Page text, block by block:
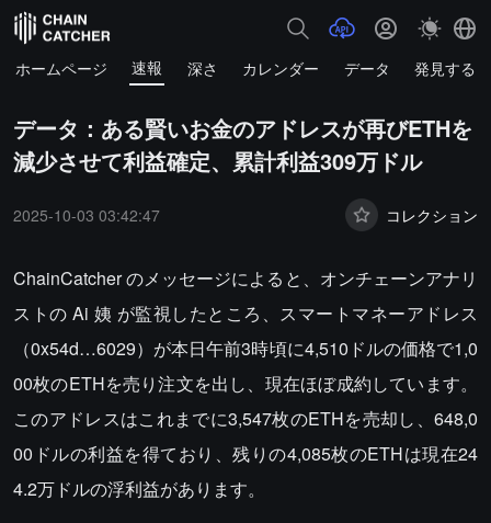
ホームページ 速報 深さ カレンダー データ 発見する
データ：ある賢いお金のアドレスが再びETHを
減少させて利益確定、累計利益309万ドル
2025-10-03 03:42:47 コレクション
ChainCatcher のメッセージによると、オンチェーンアナリ
ストの Ai 姨 が監視したところ、スマートマネーアドレス
（0x54d…6029）が本日午前3時頃に4,510ドルの価格で1,0
00枚のETHを売り注文を出し、現在ほぼ成約しています。
このアドレスはこれまでに3,547枚のETHを売却し、648,0
00ドルの利益を得ており、残りの4,085枚のETHは現在24
4.2万ドルの浮利益があります。